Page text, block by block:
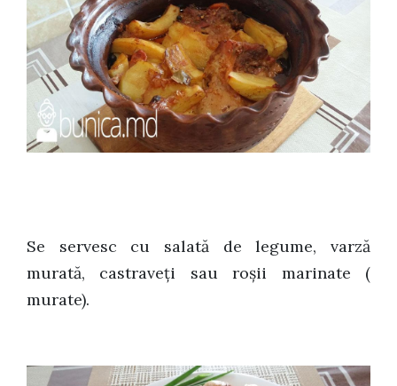
Se servesc cu salată de legume, varză
murată, castraveți sau roșii marinate (
murate).